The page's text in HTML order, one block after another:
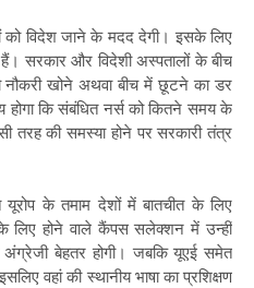
विदेश जाने के मदद देगी। इसके लिए
सरकार और विदेशी अस्पतालों के बीच
नौकरी खोने अथवा बीच में छूटने का डर
कि संबंधित नर्स को कितने समय के
तरह की समस्या होने पर सरकारी तंत्र
के तमाम देशों में बातचीत के लिए
होने वाले कैंपस सलेक्शन में उन्हीं
अंग्रेजी बेहतर होगी। जबकि यूएई समेत
वहां की स्थानीय भाषा का प्रशिक्षण